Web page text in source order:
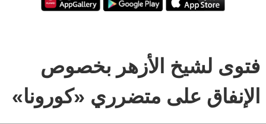
فتوى لشيخ الأزهر بخصوص
الإنفاق على متضرري «كورونا»